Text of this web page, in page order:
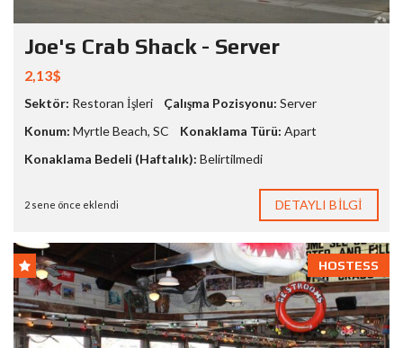
Joe's Crab Shack - Server
2,13$
Sektör: Restoran İşleri Çalışma Pozisyonu: Server
Konum: Myrtle Beach, SC Konaklama Türü: Apart
Konaklama Bedeli (Haftalık): Belirtilmedi
2 sene önce eklendi DETAYLI BILGI
HOSTESS